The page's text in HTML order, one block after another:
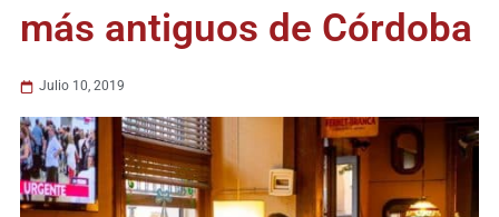
más antiguos de Córdoba
Julio 10, 2019